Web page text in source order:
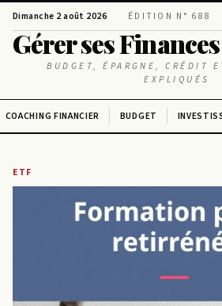
Dimanche 2 août 2026 ÉDITION N° 688
Gérer ses Finances
BUDGET, ÉPARGNE, CRÉDIT
EXPLIQUÉS
COACHING FINANCIER BUDGET
ETF